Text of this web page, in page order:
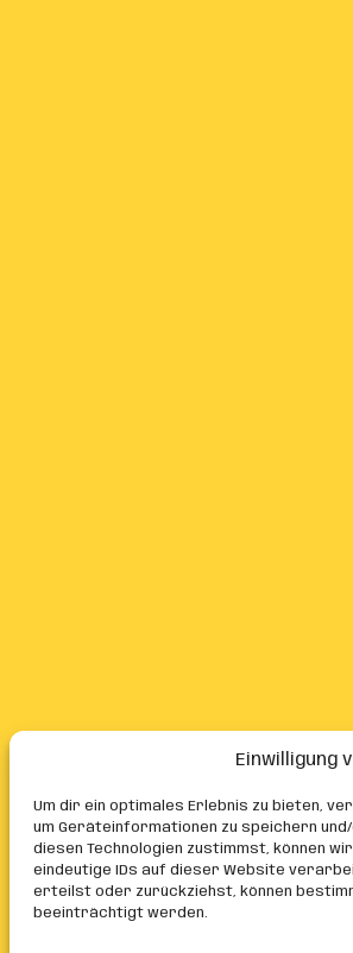
Einwilligung
Um dir ein optimales Erlebnis zu bieten,
um Geräteinformationen zu speichern
diesen Technologien zustimmst, können
eindeutige IDs auf dieser Website
erteilst oder zurückziehst, können
beeinträchtigt werden.